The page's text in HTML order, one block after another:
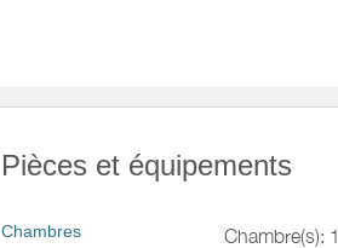
Pièces et équipements
Chambres
Chambre(s): 1